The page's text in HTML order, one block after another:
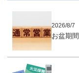
2026/8/7
お盆期